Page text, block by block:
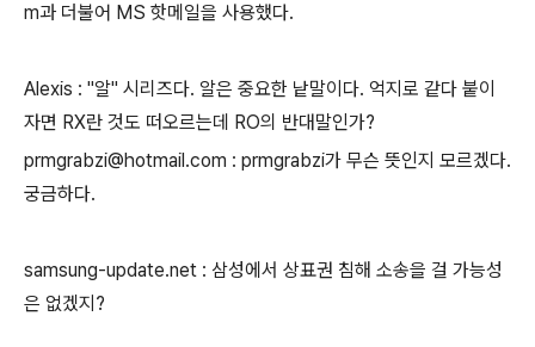
m과 더불어 MS 핫메일을 사용했다.
Alexis : "알" 시리즈다. 알은 중요한 낱말이다. 억지로 같다 붙이
자면 RX란 것도 떠오르는데 RO의 반대말인가?
prmgrabzi@hotmail.com : prmgrabzi가 무슨 뜻인지 모르겠다.
궁금하다.
samsung-update.net : 삼성에서 상표권 침해 소송을 걸 가능성
은 없겠지?